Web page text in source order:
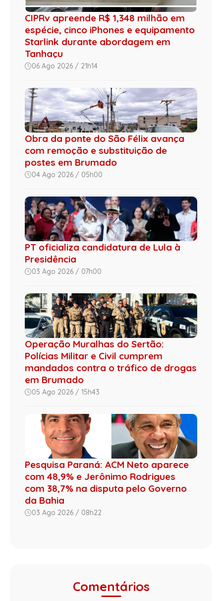
CIPRv apreende R$ 1,348 milhão em
espécie, cinco iPhones e equipamento
Starlink durante abordagem em
Tanhaçu
06 Ago 2026 / 21h14
Obra da ponte do São Félix avança
com remoção e substituição de
postes em Brumado
04 Ago 2026 / 05h00
PT oficializa candidatura de Lula à
Presidência
03 Ago 2026 / 07h00
Operação Muralhas do Sertão:
Polícias Militar e Civil cumprem
mandados contra o tráfico de drogas
em Brumado
05 Ago 2026 / 15h43
Pesquisa Paraná: ACM Neto aparece
com 48,9% e Jerônimo Rodrigues
com 38,7% na disputa pelo Governo
da Bahia
03 Ago 2026 / 08h22
Comentários